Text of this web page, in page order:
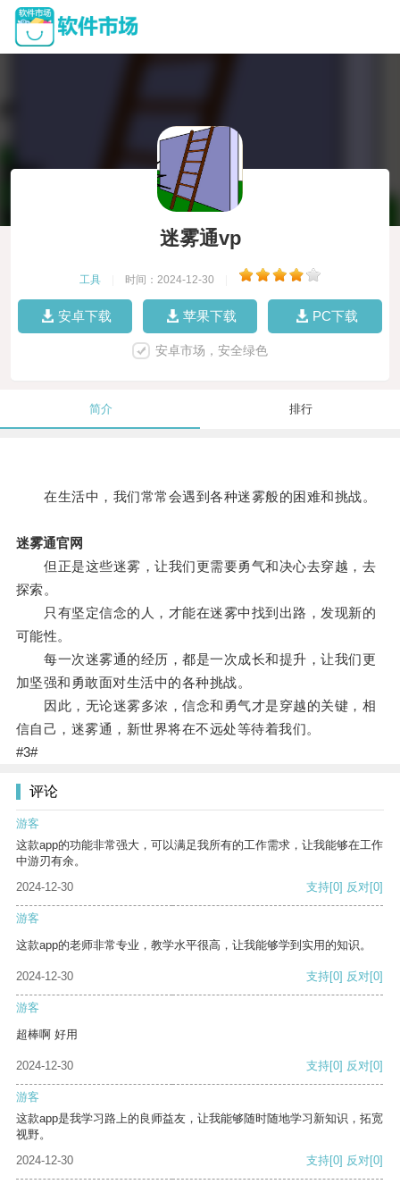
迷雾通vp
工具 时间：2024-12-30
安卓下载 苹果下载 PC下载
安卓市场，安全绿色
简介 排行
在生活中，我们常常会遇到各种迷雾般的困难和挑战。
迷雾通官网
但正是这些迷雾，让我们更需要勇气和决心去穿越，去
探索。
只有坚定信念的人，才能在迷雾中找到出路，发现新的
可能性。
每一次迷雾通的经历，都是一次成长和提升，让我们更
加坚强和勇敢面对生活中的各种挑战。
因此，无论迷雾多浓，信念和勇气才是穿越的关键，相
信自己，迷雾通，新世界将在不远处等待着我们。
#3#
评论
游客
这款app的功能非常强大，可以满足我所有的工作需求，让我能够在工作
中游刃有余。
2024-12-30
支持[0] 反对[0]
游客
这款app的老师非常专业，教学水平很高，让我能够学到实用的知识。
2024-12-30 支持[0] 反对[0]
游客
超棒啊 好用
2024-12-30 支持[0] 反对[0]
游客
这款app是我学习路上的良师益友，让我能够随时随地学习新知识，拓宽
视野。
2024-12-30
支持[0] 反对[0]